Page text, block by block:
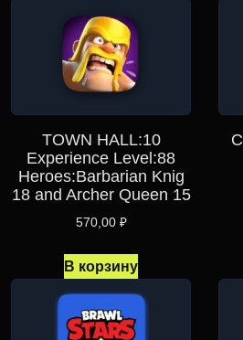
TOWN HALL:10
Experience Level:88
Heroes:Barbarian Knig
18 and Archer Queen 15
570,00 ₽
В корзину